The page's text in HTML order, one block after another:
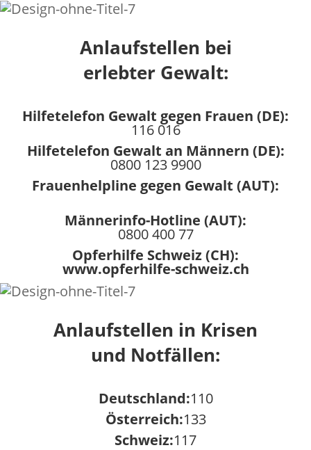
Anlaufstellen bei
erlebter Gewalt:
Hilfetelefon Gewalt gegen Frauen (DE):
116 016
Hilfetelefon Gewalt an Männern (DE):
0800 123 9900
Frauenhelpline gegen Gewalt (AUT):
0800 222 555
Männerinfo-Hotline (AUT):
0800 400 77
Opferhilfe Schweiz (CH):
www.opferhilfe-schweiz.ch
Anlaufstellen in Krisen
und Notfällen:
Deutschland:110
Österreich:133
Schweiz:117